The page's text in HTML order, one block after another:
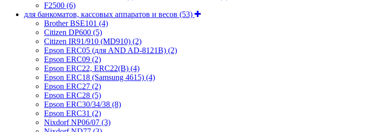
F2500 (6)
для банкоматов, кассовых аппаратов и весов (53)
Brother BSE101 (4)
Citizen DP600 (5)
Citizen IR91/910 (MD910) (2)
Epson ERC05 (для AND AD-8121B) (2)
Epson ERC09 (2)
Epson ERC22, ERC22(B) (4)
Epson ERC18 (Samsung 4615) (4)
Epson ERC27 (2)
Epson ERC28 (5)
Epson ERC30/34/38 (8)
Epson ERC31 (2)
Nixdorf NP06/07 (3)